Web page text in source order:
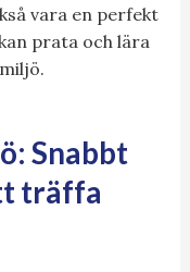
vara en perfekt
prata och lära
Snabbt
träffa